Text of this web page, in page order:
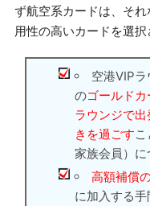
ず航空系カードは、そ
用性の高いカードを選択
空港VIP
のゴールド
ラウンジで
きを過ごす
家族会員）に
高額補償
に加入する